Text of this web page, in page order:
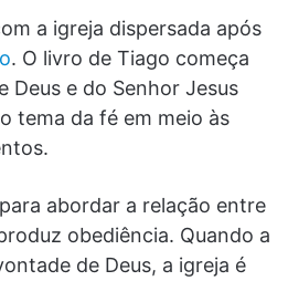
a igreja dispersada após
. O livro de Tiago começa
Deus e do Senhor Jesus
tema da fé em meio às
abordar a relação entre
obediência. Quando a
de Deus, a igreja é